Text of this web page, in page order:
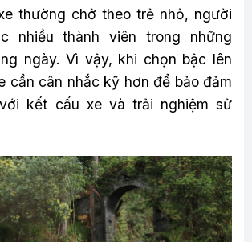
thường chở theo trẻ nhỏ, người
nhiều thành viên trong những
ngày. Vì vậy, khi chọn bậc lên
cần cân nhắc kỹ hơn để bảo đảm
kết cấu xe và trải nghiệm sử